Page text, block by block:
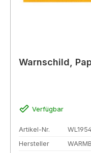
Warnschild,
Verfügbar
Artikel-Nr.
Hersteller